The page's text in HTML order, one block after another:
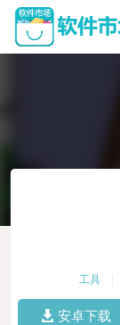
工具
安卓下载